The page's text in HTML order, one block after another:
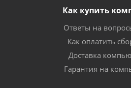
Как купить
Ответы на
Как оплатить
Доставка
Гарантия на